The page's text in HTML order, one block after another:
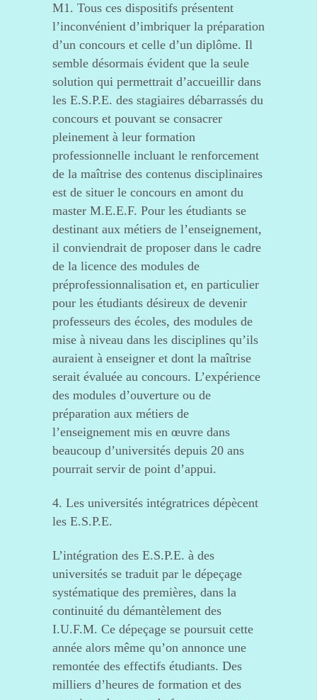
M1. Tous ces dispositifs présentent
l’inconvénient d’imbriquer la préparation
d’un concours et celle d’un diplôme. Il
semble désormais évident que la seule
solution qui permettrait d’accueillir dans
les E.S.P.E. des stagiaires débarrassés du
concours et pouvant se consacrer
pleinement à leur formation
professionnelle incluant le renforcement
de la maîtrise des contenus disciplinaires
est de situer le concours en amont du
master M.E.E.F. Pour les étudiants se
destinant aux métiers de l’enseignement,
il conviendrait de proposer dans le cadre
de la licence des modules de
préprofessionnalisation et, en particulier
pour les étudiants désireux de devenir
professeurs des écoles, des modules de
mise à niveau dans les disciplines qu’ils
auraient à enseigner et dont la maîtrise
serait évaluée au concours. L’expérience
des modules d’ouverture ou de
préparation aux métiers de
l’enseignement mis en œuvre dans
beaucoup d’universités depuis 20 ans
pourrait servir de point d’appui.
4. Les universités intégratrices dépècent
les E.S.P.E.
L’intégration des E.S.P.E. à des
universités se traduit par le dépeçage
systématique des premières, dans la
continuité du démantèlement des
I.U.F.M. Ce dépeçage se poursuit cette
année alors même qu’on annonce une
remontée des effectifs étudiants. Des
milliers d’heures de formation et des